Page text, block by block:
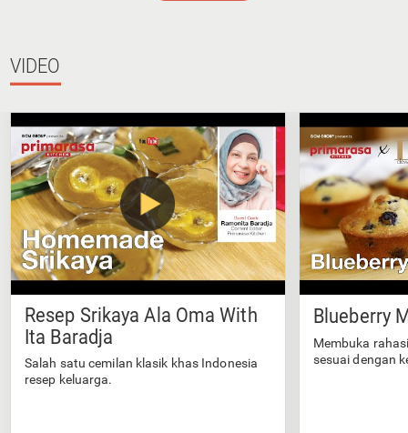
VIDEO
Resep Srikaya Ala Oma With
Ita Baradja
Salah satu cemilan klasik khas Indonesia
resep keluarga.
Blueberry
Membuka
sesuai dengan